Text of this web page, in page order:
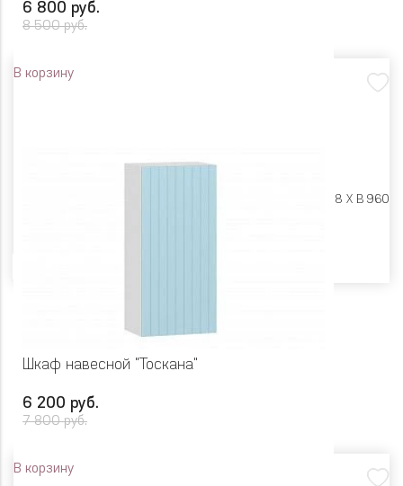
6 800 руб.
8 500 руб.
В корзину
Ш 500 X Г 318 X В 960
Шкаф навесной "Тоскана"
6 200 руб.
7 800 руб.
В корзину